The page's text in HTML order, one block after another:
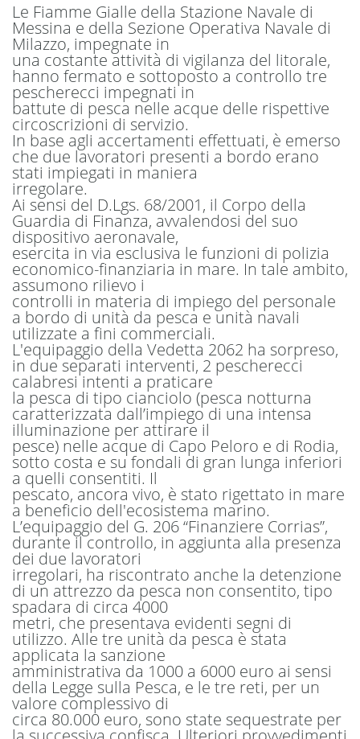
Le Fiamme Gialle della Stazione Navale di
Messina e della Sezione Operativa Navale di
Milazzo, impegnate in
una costante attività di vigilanza del litorale,
hanno fermato e sottoposto a controllo tre
pescherecci impegnati in
battute di pesca nelle acque delle rispettive
circoscrizioni di servizio.
In base agli accertamenti effettuati, è emerso
che due lavoratori presenti a bordo erano
stati impiegati in maniera
irregolare.
Ai sensi del D.Lgs. 68/2001, il Corpo della
Guardia di Finanza, avvalendosi del suo
dispositivo aeronavale,
esercita in via esclusiva le funzioni di polizia
economico-finanziaria in mare. In tale ambito,
assumono rilievo i
controlli in materia di impiego del personale
a bordo di unità da pesca e unità navali
utilizzate a fini commerciali.
L'equipaggio della Vedetta 2062 ha sorpreso,
in due separati interventi, 2 pescherecci
calabresi intenti a praticare
la pesca di tipo cianciolo (pesca notturna
caratterizzata dall’impiego di una intensa
illuminazione per attirare il
pesce) nelle acque di Capo Peloro e di Rodia,
sotto costa e su fondali di gran lunga inferiori
a quelli consentiti. Il
pescato, ancora vivo, è stato rigettato in mare
a beneficio dell'ecosistema marino.
L’equipaggio del G. 206 “Finanziere Corrias”,
durante il controllo, in aggiunta alla presenza
dei due lavoratori
irregolari, ha riscontrato anche la detenzione
di un attrezzo da pesca non consentito, tipo
spadara di circa 4000
metri, che presentava evidenti segni di
utilizzo. Alle tre unità da pesca è stata
applicata la sanzione
amministrativa da 1000 a 6000 euro ai sensi
della Legge sulla Pesca, e le tre reti, per un
valore complessivo di
circa 80.000 euro, sono state sequestrate per